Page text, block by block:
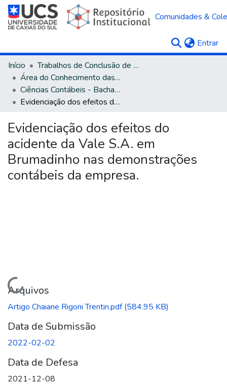
Comunidades &
Entrar
Início
Trabalhos de Conclusão de Curso
Área do Conhecimento das Ciências Sociais Aplicadas
Ciências Contábeis - Bacharelado
Evidenciação dos efeitos do acidente da Vale S.A. em Brumadinho nas demonstrações contábeis da empresa.
Evidenciação dos efeitos do
acidente da Vale S.A. em
Brumadinho nas demonstrações
contábeis da empresa.
Carregando...
Arquivos
Artigo Chaiane Rigoni Trentin.pdf(584.95 KB)
Data de Submissão
2022-02-02
Data de Defesa
2021-12-08